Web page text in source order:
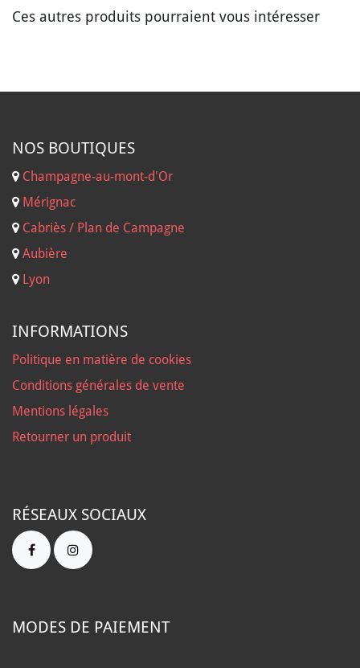
Ces autres produits pourraient vous intéresser
NOS BOUTIQUES
Champagne-au-mont-d'Or
Mérignac
Cabriès / Plan de Campagne
Aubière
Lyon
INFORMATIONS
Politique en matière de cookies
Conditions générales de vente
Mentions légales
Retourner un produit
RÉSEAUX SOCIAUX
MODES DE PAIEMENT